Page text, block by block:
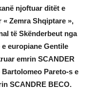
njoftuar ditët e
Zemra Shqiptare »,
të Skënderbeut nga
europiane Gentile
emrin SCANDER
Pareto-s e
SCANDRE BECO.